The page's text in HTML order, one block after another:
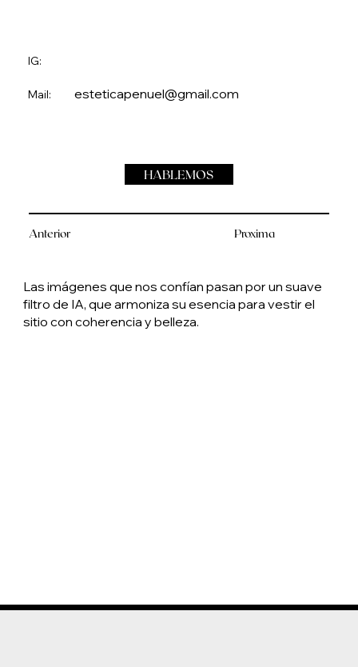
Anterior Proxima
IG:
Mail: esteticapenuel@gmail.com
HABLEMOS
Las imágenes que nos confían pasan por un suave
filtro de IA, que armoniza su esencia para vestir el
sitio con coherencia y belleza.